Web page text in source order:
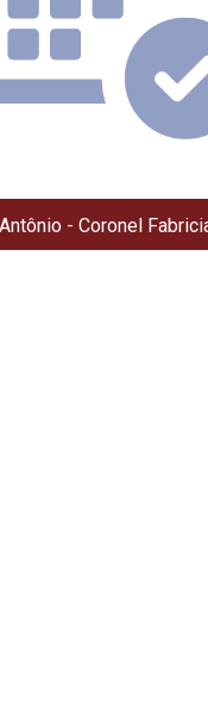
- Coronel